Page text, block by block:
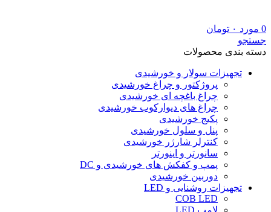
0 مورد ۰ تومان
جستجو
دسته بندی محصولات
تجهیزات سولار و خورشیدی
پروژکتور و چراغ خورشیدی
چراغ باغچه ای خورشیدی
چراغ های دیوارکوب خورشیدی
پکیج خورشیدی
پنل و سلول خورشیدی
کنترلر شارژر خورشیدی
سانورتر و اینورتر
پمپ و کفکش های خورشیدی و DC
دوربین خورشیدی
تجهیزات روشنایی و LED
COB LED
لامپ LED